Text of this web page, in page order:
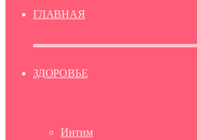
ГЛАВНАЯ
ЗДОРОВЬЕ
Интим